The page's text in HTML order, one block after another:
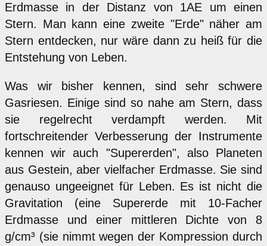
Erdmasse in der Distanz von 1AE um einen
Stern. Man kann eine zweite "Erde" näher am
Stern entdecken, nur wäre dann zu heiß für die
Entstehung von Leben.
Was wir bisher kennen, sind sehr schwere
Gasriesen. Einige sind so nahe am Stern, dass
sie regelrecht verdampft werden. Mit
fortschreitender Verbesserung der Instrumente
kennen wir auch "Supererden", also Planeten
aus Gestein, aber vielfacher Erdmasse. Sie sind
genauso ungeeignet für Leben. Es ist nicht die
Gravitation (eine Supererde mit 10-Facher
Erdmasse und einer mittleren Dichte von 8
g/cm³ (sie nimmt wegen der Kompression durch